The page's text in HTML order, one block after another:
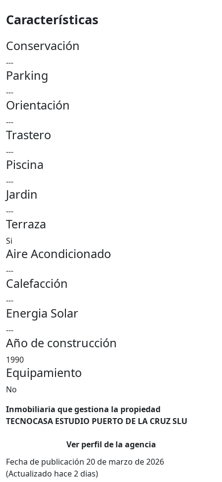
Características
Conservación
---
Parking
---
Orientación
---
Trastero
---
Piscina
---
Jardin
---
Terraza
Si
Aire Acondicionado
---
Calefacción
---
Energia Solar
---
Año de construcción
1990
Equipamiento
No
Inmobiliaria que gestiona la propiedad
TECNOCASA ESTUDIO PUERTO DE LA CRUZ SLU
Ver perfil de la agencia
Fecha de publicación 20 de marzo de 2026
(Actualizado hace 2 dias)